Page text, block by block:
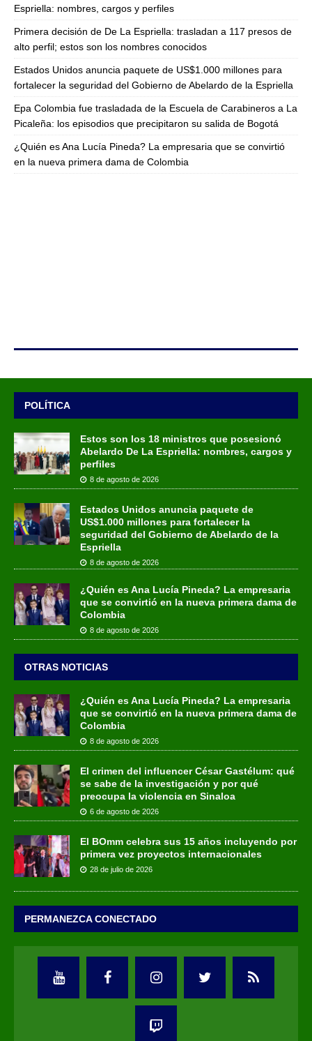
Espriella: nombres, cargos y perfiles
Primera decisión de De La Espriella: trasladan a 117 presos de
alto perfil; estos son los nombres conocidos
Estados Unidos anuncia paquete de US$1.000 millones para
fortalecer la seguridad del Gobierno de Abelardo de la Espriella
Epa Colombia fue trasladada de la Escuela de Carabineros a La
Picaleña: los episodios que precipitaron su salida de Bogotá
¿Quién es Ana Lucía Pineda? La empresaria que se convirtió
en la nueva primera dama de Colombia
POLÍTICA
Estos son los 18 ministros que posesionó
Abelardo De La Espriella: nombres, cargos y
perfiles
8 de agosto de 2026
Estados Unidos anuncia paquete de
US$1.000 millones para fortalecer la
seguridad del Gobierno de Abelardo de la
Espriella
8 de agosto de 2026
¿Quién es Ana Lucía Pineda? La empresaria
que se convirtió en la nueva primera dama de
Colombia
8 de agosto de 2026
OTRAS NOTICIAS
¿Quién es Ana Lucía Pineda? La empresaria
que se convirtió en la nueva primera dama de
Colombia
8 de agosto de 2026
El crimen del influencer César Gastélum: qué
se sabe de la investigación y por qué
preocupa la violencia en Sinaloa
6 de agosto de 2026
El BOmm celebra sus 15 años incluyendo por
primera vez proyectos internacionales
28 de julio de 2026
PERMANEZCA CONECTADO